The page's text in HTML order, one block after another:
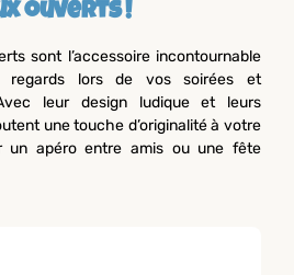
ouverts !
sont l’accessoire incontournable
regards lors de vos soirées et
leur design ludique et leurs
une touche d’originalité à votre
un apéro entre amis ou une fête